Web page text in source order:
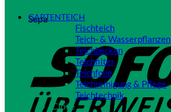
Sepa
GARTENTEICH
Fischteich
Teich- & Wasserpflanzen
Teichbecken
Teichfilter
Teichfolie
Teichreinigung & Pflege
Teichtechnik
Close